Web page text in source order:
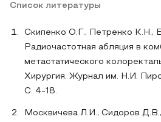
Список литературы
Скипенко О.Г., Петренко К.Н.,
Радиочастотная абляция в
метастатического
Хирургия. Журнал им. Н.И.
С. 4-18.
Москвичева Л.И., Сидоров